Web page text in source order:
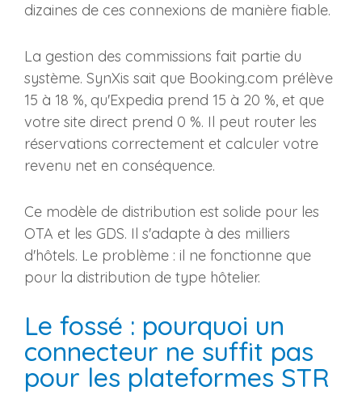
dizaines de ces connexions de manière fiable.
La gestion des commissions fait partie du
système. SynXis sait que Booking.com prélève
15 à 18 %, qu'Expedia prend 15 à 20 %, et que
votre site direct prend 0 %. Il peut router les
réservations correctement et calculer votre
revenu net en conséquence.
Ce modèle de distribution est solide pour les
OTA et les GDS. Il s'adapte à des milliers
d'hôtels. Le problème : il ne fonctionne que
pour la distribution de type hôtelier.
Le fossé : pourquoi un
connecteur ne suffit pas
pour les plateformes STR